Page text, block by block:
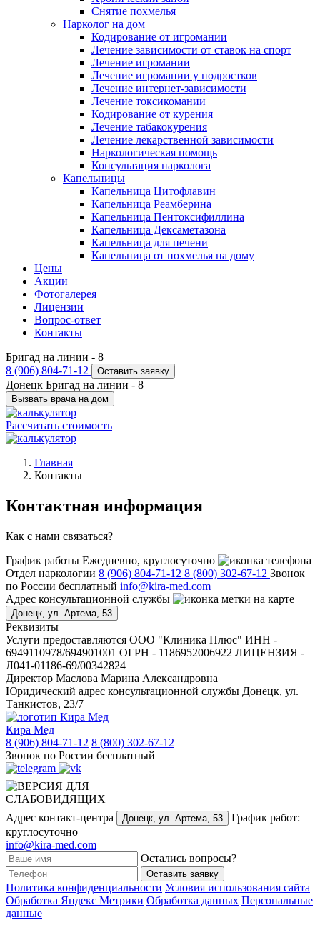
Снятие похмелья
Нарколог на дом
Кодирование от игромании
Лечение зависимости от ставок на спорт
Лечение игромании
Лечение игромании у подростков
Лечение интернет-зависимости
Лечение токсикомании
Кодирование от курения
Лечение табакокурения
Лечение лекарственной зависимости
Наркологическая помощь
Консультация нарколога
Капельницы
Капельница Цитофлавин
Капельница Реамберина
Капельница Пентоксифиллина
Капельница Дексаметазона
Капельница для печени
Капельница от похмелья на дому
Цены
Акции
Фотогалерея
Лицензии
Вопрос-ответ
Контакты
Бригад на линии - 8
8 (906) 804-71-12
Оставить заявку
Донецк Бригад на линии - 8
Вызвать врача на дом
Рассчитать стоимость
Главная
Контакты
Контактная информация
Как с нами связаться?
График работы Ежедневно, круглосуточно
Отдел наркологии 8 (906) 804-71-12 8 (800) 302-67-12 Звонок
по России бесплатный info@kira-med.com
Адрес консультационной службы
Донецк, ул. Артема, 53
Реквизиты
Услуги предоставляются ООО "Клиника Плюс" ИНН -
6949110978/694901001 ОГРН - 1186952006922 ЛИЦЕНЗИЯ -
Л041-01186-69/00342824
Директор Маслова Марина Александровна
Юридический адрес консультационной службы Донецк, ул.
Танкистов, 23/7
Кира Мед
8 (906) 804-71-12 8 (800) 302-67-12
Звонок по России бесплатный
Адрес контакт-центра Донецк, ул. Артема, 53
График работ:
круглосуточно
info@kira-med.com
Остались вопросы?
Оставить заявку
Политика конфиденциальности Условия использования сайта
Обработка Яндекс Метрики Обработка данных Персональные
данные